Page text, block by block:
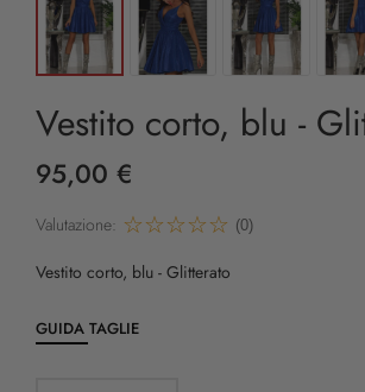
Vestito corto, blu -
95,00 €
Valutazione: (0)
Vestito corto, blu - Glitterato
GUIDA TAGLIE